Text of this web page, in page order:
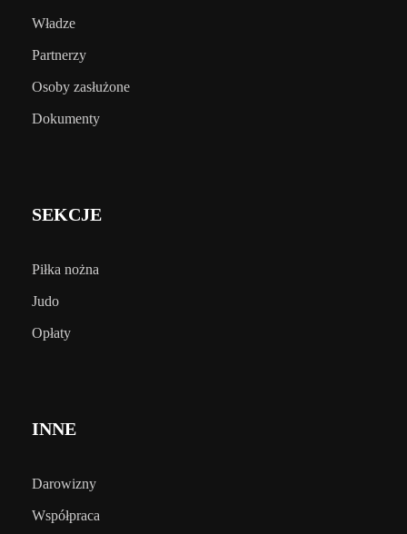
Władze
Partnerzy
Osoby zasłużone
Dokumenty
SEKCJE
Piłka nożna
Judo
Opłaty
INNE
Darowizny
Współpraca